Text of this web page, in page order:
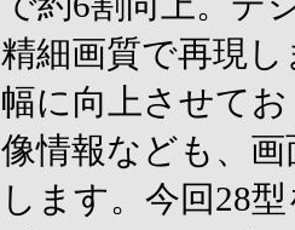
精細画質で再現
幅に向上させて
像情報なども、
します。今回28